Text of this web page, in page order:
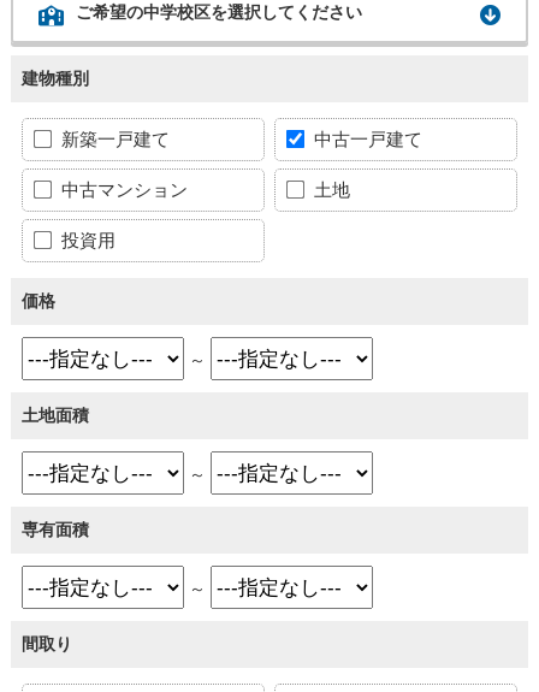
ご希望の中学校区を選択してください
建物種別
新築一戸建て 中古一戸建て
中古マンション 土地
投資用
価格
～
土地面積
～
専有面積
～
間取り